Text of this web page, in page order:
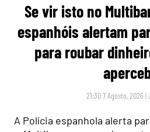
Se vir isto no
espanhóis alertam
para roubar
21:30 7 Agosto, 2026 |
A Polícia espanhola alerta